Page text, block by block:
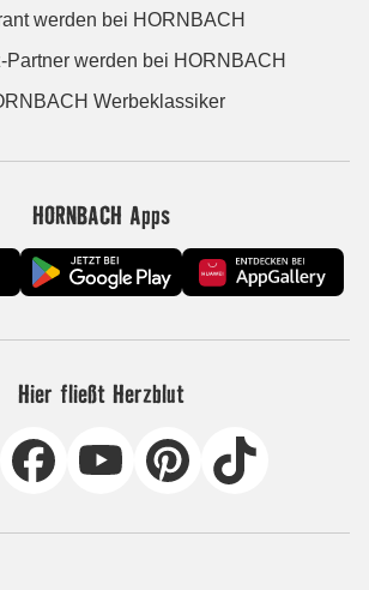
werden bei HORNBACH
Partner werden bei HORNBACH
Werbeklassiker
HORNBACH Apps
Hier fließt Herzblut